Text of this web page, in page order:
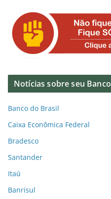
Notícias sobre seu Banco
Banco do Brasil
Caixa Econômica Federal
Bradesco
Santander
Itaú
Banrisul